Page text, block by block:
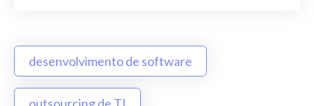
desenvolvimento de software